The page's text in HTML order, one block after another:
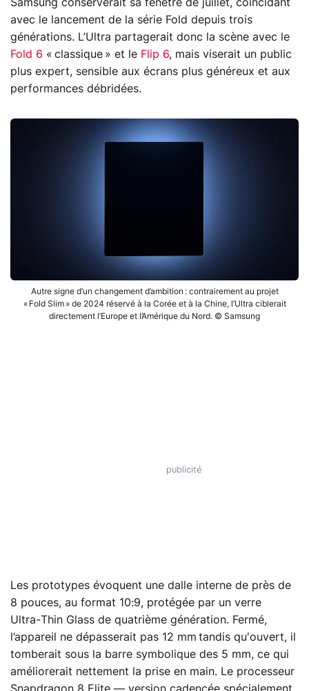
Samsung conserverait sa fenêtre de juillet, coïncidant
avec le lancement de la série Fold depuis trois
générations. L’Ultra partagerait donc la scène avec le
Fold 6 « classique » et le Flip 6, mais viserait un public
plus expert, sensible aux écrans plus généreux et aux
performances débridées.
Autre signe d’un changement d’ambition : contrairement au projet
« Fold Slim » de 2024 réservé à la Corée et à la Chine, l’Ultra ciblerait
directement l’Europe et l’Amérique du Nord. © Samsung
Les prototypes évoquent une dalle interne de près de
8 pouces, au format 10:9, protégée par un verre
Ultra‑Thin Glass de quatrième génération. Fermé,
l’appareil ne dépasserait pas 12 mm tandis qu'ouvert, il
tomberait sous la barre symbolique des 5 mm, ce qui
améliorerait nettement la prise en main. Le processeur